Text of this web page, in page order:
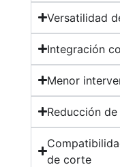
Versatilidad
Integración
Menor
Reducción
de corte